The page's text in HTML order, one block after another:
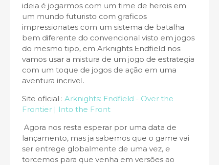
ideia é jogarmos com um time de herois em
um mundo futuristo com graficos
impressionates com um sistema de batalha
bem diferente do convencional visto em jogos
do mesmo tipo, em Arknights Endfield nos
vamos usar a mistura de um jogo de estrategia
com um toque de jogos de ação em uma
aventura incrivel.
Site oficial : Arknights: Endfield - Over the
Frontier | Into the Front
Agora nos resta esperar por uma data de
lançamento, mas ja sabemos que o game vai
ser entrege globalmente de uma vez, e
torcemos para que venha em versões ao